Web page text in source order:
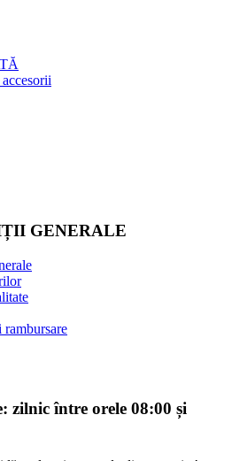
GENERALE
rambursare
zilnic între orele 08:00 și